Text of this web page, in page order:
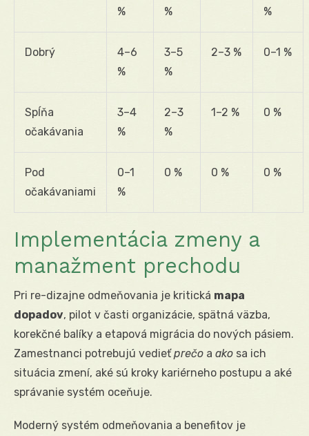
%
%
%
Dobrý
4–6
%
3–5
%
2–3 % 0–1 %
Spĺňa
očakávania
3–4
%
2–3
%
1–2 % 0 %
Pod
očakávaniami
0–1
%
0 % 0 % 0 %
Implementácia zmeny a
manažment prechodu
Pri re-dizajne odmeňovania je kritická mapa
dopadov, pilot v časti organizácie, spätná väzba,
korekčné balíky a etapová migrácia do nových pásiem.
Zamestnanci potrebujú vedieťprečo a ako sa ich
situácia zmení, aké sú kroky kariérneho postupu a aké
správanie systém oceňuje.
Moderný systém odmeňovania a benefitov je